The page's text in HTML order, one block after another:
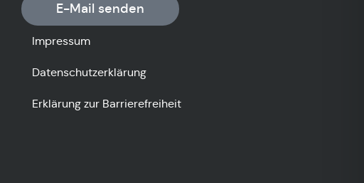
E-Mail senden
Impressum
Datenschutzerklärung
Erklärung zur Barrierefreiheit